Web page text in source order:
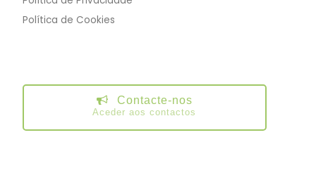
Política de Cookies
Contacte-nos
Aceder aos contactos